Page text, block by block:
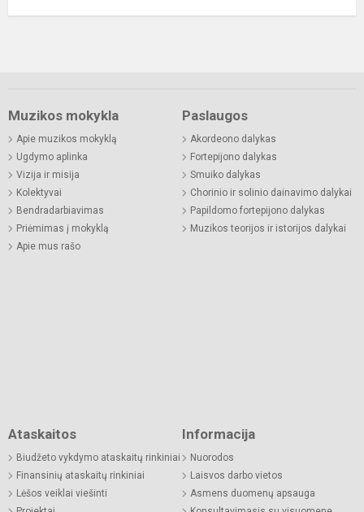
Muzikos mokykla
Apie muzikos mokyklą
Ugdymo aplinka
Vizija ir misija
Kolektyvai
Bendradarbiavimas
Priėmimas į mokyklą
Apie mus rašo
Paslaugos
Akordeono dalykas
Fortepijono dalykas
Smuiko dalykas
Chorinio ir solinio dainavimo dalykai
Papildomo fortepijono dalykas
Muzikos teorijos ir istorijos dalykai
Ataskaitos
Biudžeto vykdymo ataskaitų rinkiniai
Finansinių ataskaitų rinkiniai
Lėšos veiklai viešinti
Informacija
Nuorodos
Laisvos darbo vietos
Asmens duomenų apsauga